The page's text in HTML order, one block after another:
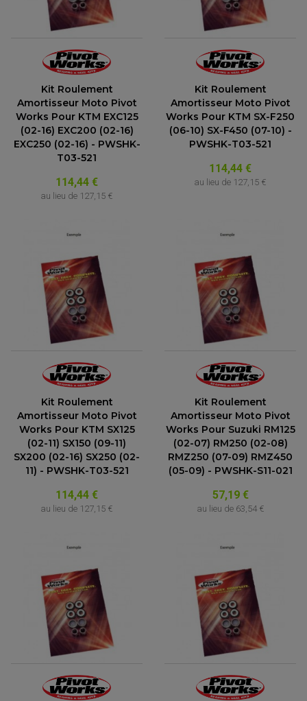
FREINAGE
DISQUE DE FREIN
PLAQUETTE DE FREIN
KIT DURITE DE FREIN
EQUIPEMENT ELECTRIQUE QUAD / SSV
ACCESSOIRES ELECTRIQUE QUAD / SSV
BOITIER CDI QUAD ET SSV
CHARGEUR DE BATTERIE QUAD / SSV
CONTACTEUR A CLÉ QUAD
DÉMARREUR
EQUIPEMENT FREINAGE QUAD / SSV
DISQUE DE FREIN QUAD / SSV
KIT DURITE DE FREIN QUAD
KIT REPARATION MAÎTRE CYLINDRE QUAD / SSV
PLAQUETTES DE FREIN QUAD / SSV
HUILE ET PRODUIT D'ENTRETIEN QUAD
PNEUMATIQUE
MOUSSE
CHAMBRE À AIR
EQUIPEMENT FREINAGE MOTO CROSS ET
ENDURO
DISQUE DE FREIN AVANT
DISQUE DE FREIN ARRIÈRE
PLAQUETTE DE FREIN
Kit Roulement
Amortisseur Moto Pivot
Works Pour KTM EXC125
(02-16) EXC200 (02-16)
EXC250 (02-16) - PWSHK-
T03-521
114,44 €
au lieu de 127,15 €
Kit Roulement
Amortisseur Moto Pivot
Works Pour KTM SX-F250
(06-10) SX-F450 (07-10) -
PWSHK-T03-521
114,44 €
au lieu de 127,15 €
Kit Roulement
Amortisseur Moto Pivot
Works Pour KTM SX125
(02-11) SX150 (09-11)
SX200 (02-16) SX250 (02-
11) - PWSHK-T03-521
114,44 €
au lieu de 127,15 €
Kit Roulement
Amortisseur Moto Pivot
Works Pour Suzuki RM125
(02-07) RM250 (02-08)
RMZ250 (07-09) RMZ450
(05-09) - PWSHK-S11-021
57,19 €
au lieu de 63,54 €